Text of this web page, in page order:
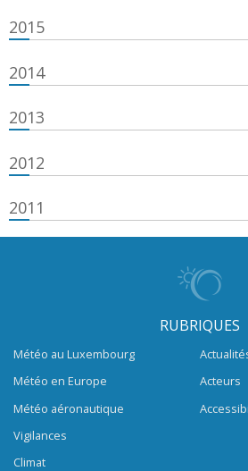
2015
2014
2013
2012
2011
RUBRIQUES
Météo au Luxembourg
Météo en Europe
Météo aéronautique
Vigilances
Climat
Acteurs